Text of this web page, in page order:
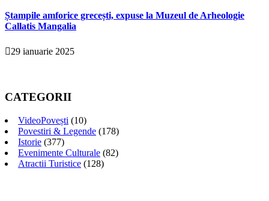
Ștampile amforice grecești, expuse la Muzeul de Arheologie
Callatis Mangalia
29 ianuarie 2025
CATEGORII
VideoPovești (10)
Povestiri & Legende (178)
Istorie (377)
Evenimente Culturale (82)
Atractii Turistice (128)